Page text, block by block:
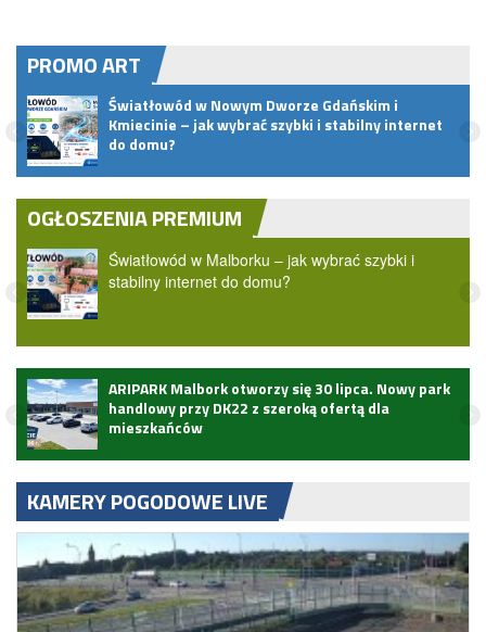
PROMO ART
Światłowód w Nowym Dworze Gdańskim i
Kmiecinie – jak wybrać szybki i stabilny internet
do domu?
OGŁOSZENIA PREMIUM
Światłowód w Malborku – jak wybrać szybki i
stabilny internet do domu?
ARIPARK Malbork otworzy się 30 lipca. Nowy park
handlowy przy DK22 z szeroką ofertą dla
mieszkańców
KAMERY POGODOWE LIVE